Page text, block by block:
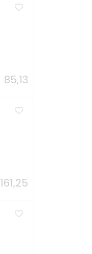
85,13
161,25